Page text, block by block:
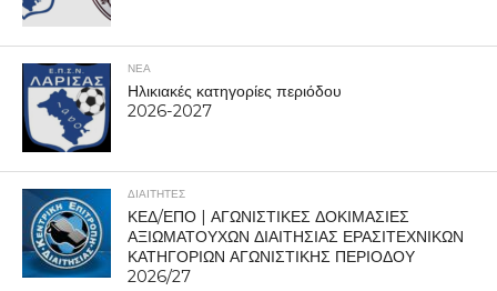
ΝΕΑ
Ηλικιακές κατηγορίες περιόδου
2026-2027
ΔΙΑΙΤΗΤΕΣ
ΚΕΔ/ΕΠΟ | ΑΓΩΝΙΣΤΙΚΕΣ ΔΟΚΙΜΑΣΙΕΣ
ΑΞΙΩΜΑΤΟΥΧΩΝ ΔΙΑΙΤΗΣΙΑΣ ΕΡΑΣΙΤΕΧΝΙΚΩΝ
ΚΑΤΗΓΟΡΙΩΝ ΑΓΩΝΙΣΤΙΚΗΣ ΠΕΡΙΟΔΟΥ
2026/27